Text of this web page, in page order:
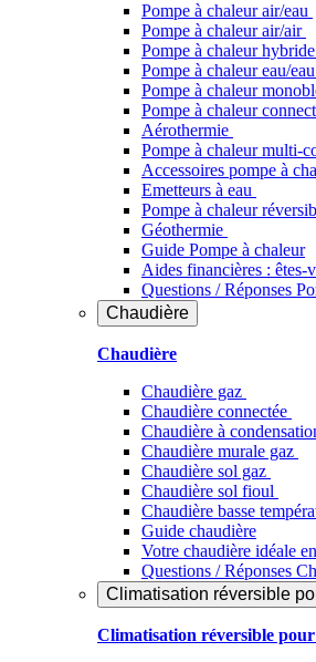
Pompe à chaleur air/eau
Pompe à chaleur air/air
Pompe à chaleur hybride
Pompe à chaleur​ eau/eau
Pompe à chaleur
Pompe à chaleur
Aérothermie
Pompe à chaleur multi-
Accessoires pompe à
Emetteurs à eau
Pompe à chaleur
Géothermie
Guide Pompe à chaleur
Aides financières : êtes-
Questions / Réponses
Chaudière
Chaudière
Chaudière gaz
Chaudière connectée
Chaudière à
Chaudière murale gaz
Chaudière sol gaz
Chaudière sol fioul
Chaudière basse
Guide chaudière
Votre chaudière idéale
Questions / Réponses
Climatisation réversible
Climatisation réversible pour